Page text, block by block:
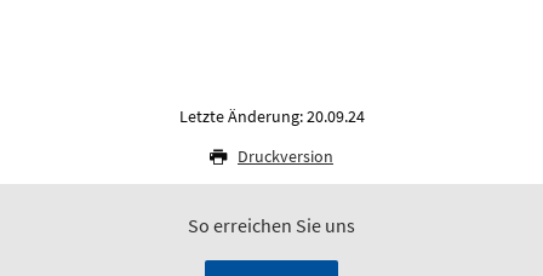
Letzte Änderung: 20.09.24
Druckversion
So erreichen Sie uns